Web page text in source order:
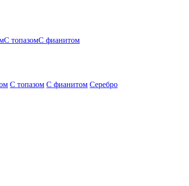
С топазомС фианитом
С топазом С фианитом Серебро